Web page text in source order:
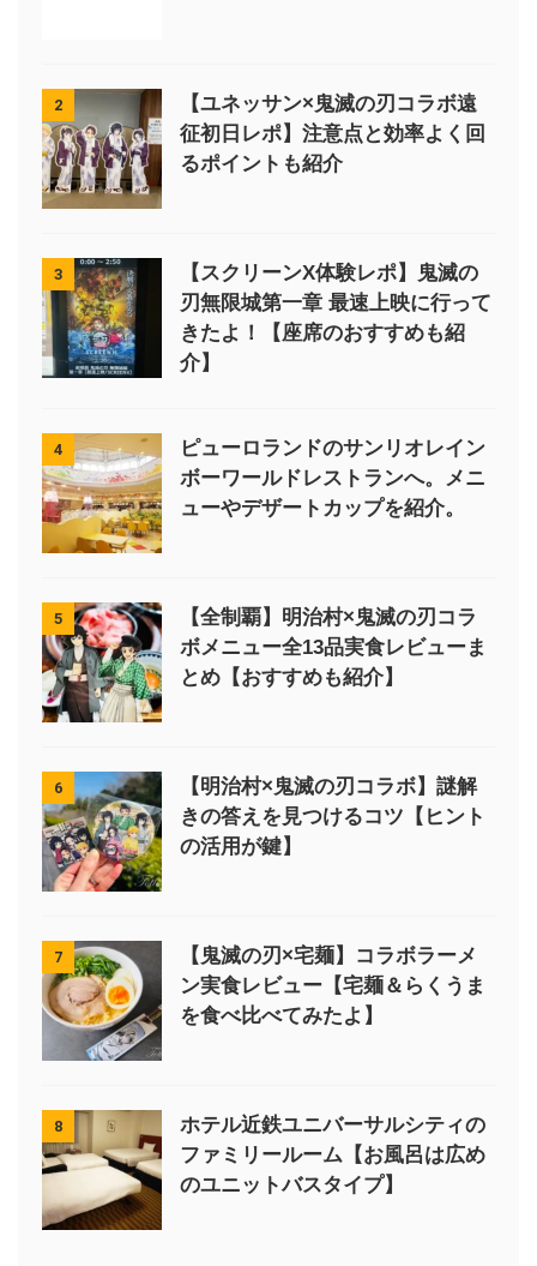
2
【ユネッサン×鬼滅の刃コラボ遠
征初日レポ】注意点と効率よく回
るポイントも紹介
3
【スクリーンX体験レポ】鬼滅の
刃無限城第一章 最速上映に行って
きたよ！【座席のおすすめも紹
介】
4
ピューロランドのサンリオレイン
ボーワールドレストランへ。メニ
ューやデザートカップを紹介。
5
【全制覇】明治村×鬼滅の刃コラ
ボメニュー全13品実食レビューま
とめ【おすすめも紹介】
6
【明治村×鬼滅の刃コラボ】謎解
きの答えを見つけるコツ【ヒント
の活用が鍵】
7
【鬼滅の刃×宅麺】コラボラーメ
ン実食レビュー【宅麺＆らくうま
を食べ比べてみたよ】
8
ホテル近鉄ユニバーサルシティの
ファミリールーム【お風呂は広め
のユニットバスタイプ】